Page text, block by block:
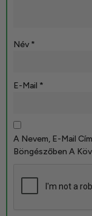
Név *
E-Mail *
A Nevem, E-Mail
Böngészőben A